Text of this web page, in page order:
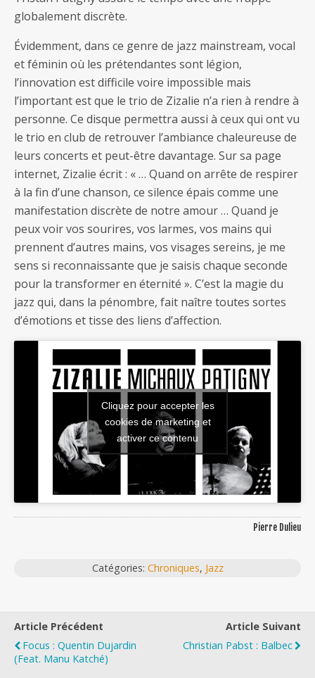
globalement discrète.
Évidemment, dans ce genre de jazz mainstream, vocal
et féminin où les prétendantes sont légion,
l’innovation est difficile voire impossible mais
l’important est que le trio de Zizalie n’a rien à rendre à
personne. Ce disque permettra aussi à ceux qui ont vu
le trio en club de retrouver l’ambiance chaleureuse de
leurs concerts et peut-être davantage. Sur sa page
internet, Zizalie écrit : « … Quand on arrête de respirer
à la fin d’une chanson, ce silence épais comme une
manifestation discrète de notre amour … Quand je
peux voir vos sourires, vos larmes, vos mains qui
prennent d’autres mains, vos visages sereins, je me
sens si reconnaissante que je saisis chaque seconde
pour la transformer en éternité ». C’est la magie du
jazz qui, dans la pénombre, fait naître toutes sortes
d’émotions et tisse des liens d’affection.
Cliquez pour accepter les
cookies de marketing et
activer ce contenu
Pierre Dulieu
Catégories: Chroniques, Jazz
Article Précédent
Focus : Quentin Dujardin
(feat. Manu Katché)
Article Suivant
Christian Pabst : Balbec